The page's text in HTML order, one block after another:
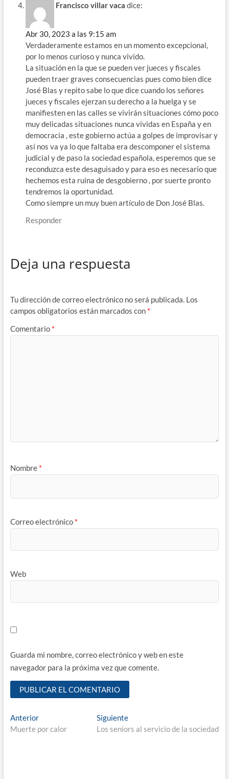
Francisco villar vaca dice:
Abr 30, 2023 a las 9:15 am
Verdaderamente estamos en un momento excepcional,
por lo menos curioso y nunca vivido.
La situación en la que se pueden ver jueces y fiscales
pueden traer graves consecuencias pues como bien dice
José Blas y repito sabe lo que dice cuando los señores
jueces y fiscales ejerzan su derecho a la huelga y se
manifiesten en las calles se vivirán situaciones cómo poco
muy delicadas situaciones nunca vividas en España y en
democracia , este gobierno actúa a golpes de improvisar y
así nos va ya lo que faltaba era descomponer el sistema
judicial y de paso la sociedad española, esperemos que se
reconduzca este desaguisado y para eso es necesario que
hechemos esta ruina de desgobierno , por suerte pronto
tendremos la oportunidad.
Como siempre un muy buen artículo de Don José Blas.
Responder
Deja una respuesta
Tu dirección de correo electrónico no será publicada. Los
campos obligatorios están marcados con *
Comentario *
Nombre *
Correo electrónico *
Web
Guarda mi nombre, correo electrónico y web en este
navegador para la próxima vez que comente.
Navegación
de
AnteriorEntrada
anterior:
Muerte por calor
SiguienteEntrada
siguiente:
Los seniors al servicio de la sociedad